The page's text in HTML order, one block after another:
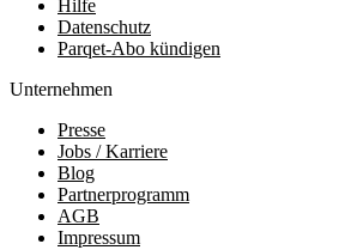
Hilfe
Datenschutz
Parqet-Abo kündigen
Unternehmen
Presse
Jobs / Karriere
Blog
Partnerprogramm
AGB
Impressum